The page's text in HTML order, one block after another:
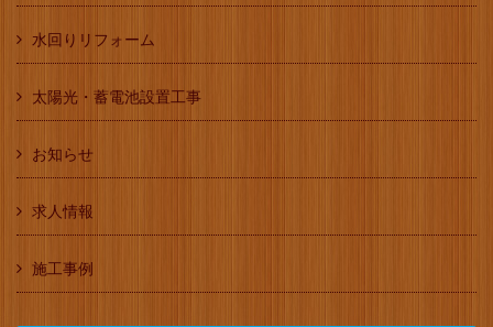
水回りリフォーム
太陽光・蓄電池設置工事
お知らせ
求人情報
施工事例